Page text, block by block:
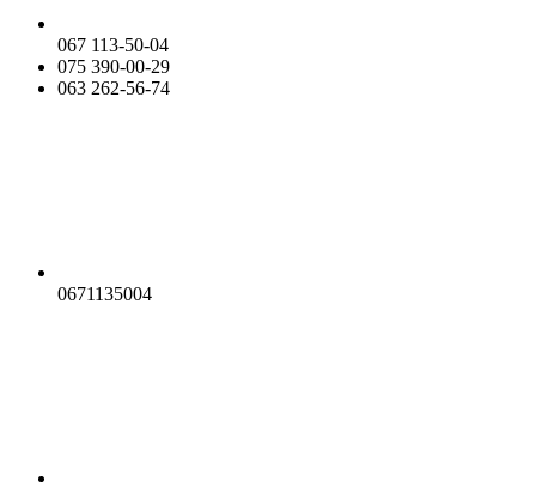
067 113-50-04
075 390-00-29
063 262-56-74
0671135004